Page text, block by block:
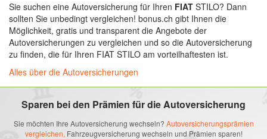
Sie suchen eine Autoversicherung für Ihren FIAT STILO? Dann
sollten Sie unbedingt vergleichen! bonus.ch gibt Ihnen die
Möglichkeit, gratis und transparent die Angebote der
Autoversicherungen zu vergleichen und so die Autoversicherung
zu finden, die für Ihren FIAT STILO am vorteilhaftesten ist.
Alles über die Autoversicherungen
Sparen bei den Prämien für die Autoversicherung
Sie möchten Ihre Autoversicherung wechseln? Autoversicherungsprämien
vergleichen, Fahrzeugversicherung wechseln und Prämien sparen!